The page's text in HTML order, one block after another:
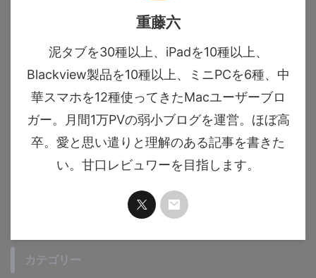
重藤六
泥タブを30種以上、iPadを10種以上、
Blackview製品を10種以上、ミニPCを6種、中
華スマホを12種使ってきたMacユーザーブロ
ガー。月間1万PVの弱小ブログを運営。ほぼ高
卒。愛と思い遣りと理解のある記事を書きた
い。甘口レビュワーを目指します。
カテゴリー